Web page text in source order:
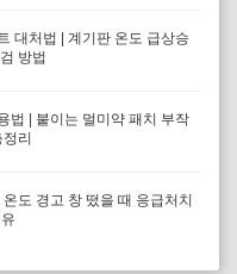
대처법 | 계기판 온도 급상승
방법
법 | 붙이는 멀미약 패치 부작
리
도 경고 창 떴을 때 응급처치